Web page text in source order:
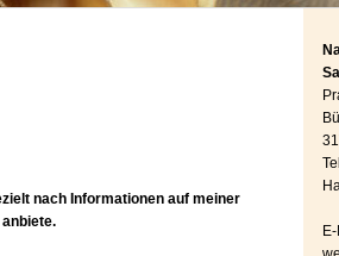
nach Informationen auf meiner